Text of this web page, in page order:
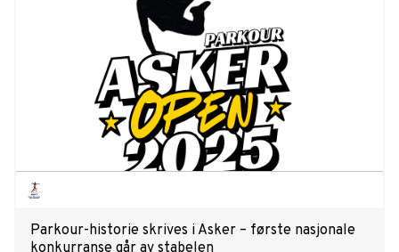
Parkour-historie skrives i Asker – første nasjonale